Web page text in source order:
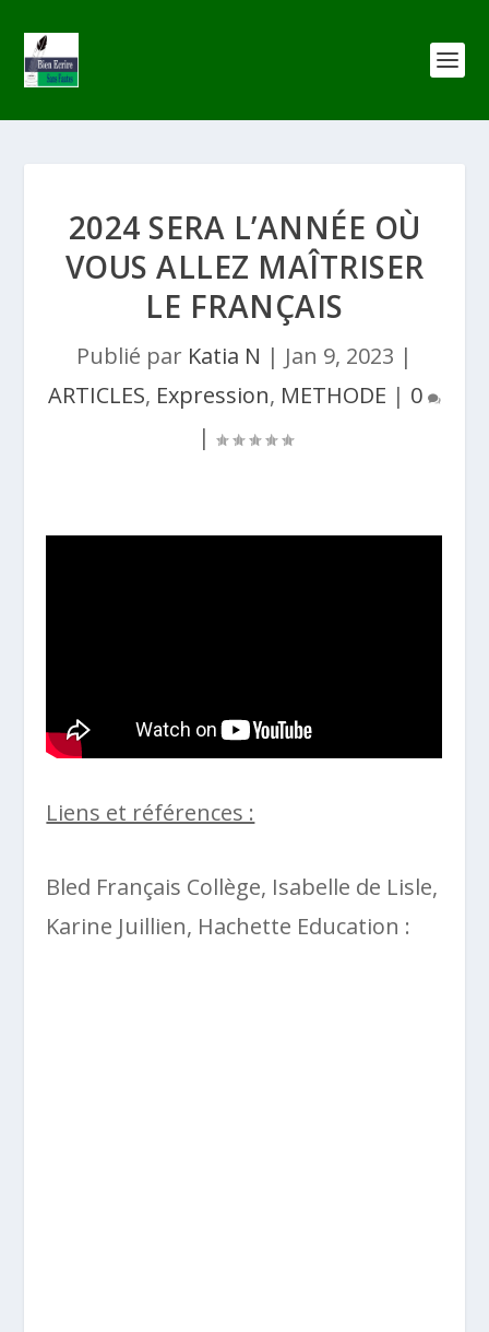
2024 SERA L’ANNÉE OÙ
VOUS ALLEZ MAÎTRISER
LE FRANÇAIS
Publié par Katia N | Jan 9, 2023 |
ARTICLES, Expression, METHODE | 0
|
Liens et références :
Bled Français Collège, Isabelle de Lisle,
Karine Juillien, Hachette Education :